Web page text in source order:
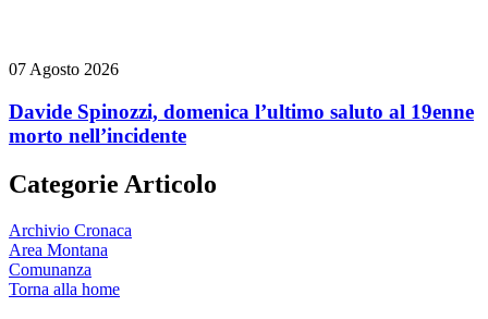
07 Agosto 2026
Davide Spinozzi, domenica l’ultimo saluto al 19enne
morto nell’incidente
Categorie Articolo
Archivio Cronaca
Area Montana
Comunanza
Torna alla home